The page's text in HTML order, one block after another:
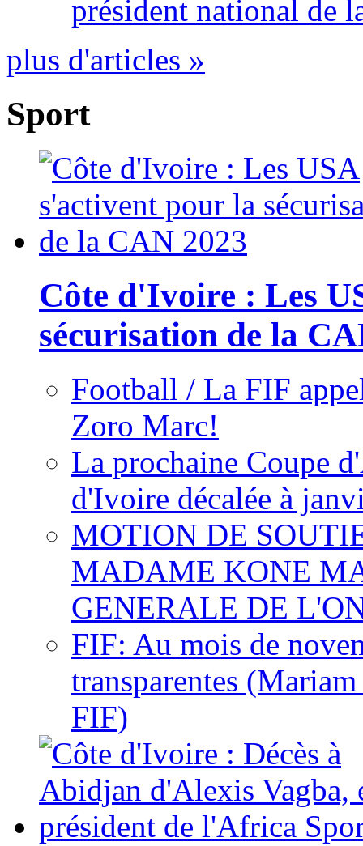
président national de
plus d'articles »
Sport
Côte d'Ivoire : Les
sécurisation de la
Football / La FIF
Zoro Marc!
La prochaine Coupe
d'Ivoire décalée à
MOTION DE
MADAME KONE
GENERALE DE
FIF: Au mois de
transparentes
FIF)